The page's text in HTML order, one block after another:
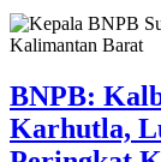
BNPB:
Karhutla,